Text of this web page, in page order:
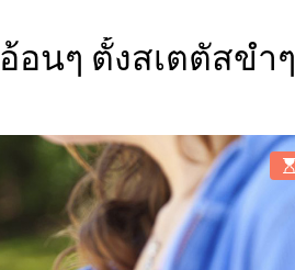
นๆ ตั้งสเตตัสขำๆ